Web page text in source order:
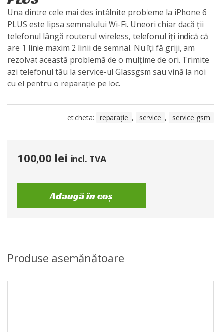
Una dintre cele mai des întâlnite probleme la iPhone 6
PLUS este lipsa semnalului Wi-Fi. Uneori chiar dacă ții
telefonul lângă routerul wireless, telefonul îți indică că
are 1 linie maxim 2 linii de semnal. Nu îți fă griji, am
rezolvat această problemă de o mulțime de ori. Trimite
azi telefonul tău la service-ul Glassgsm sau vină la noi
cu el pentru o reparație pe loc.
eticheta: reparație , service , service gsm
100,00 lei incl. TVA
Adaugă în coș
Produse asemănătoare